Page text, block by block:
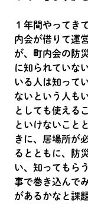
１年間やってき
内会が借りて運
が、町内会の防
に知られていな
いる人は知って
ないという人も
としても使える
といけないこと
きに、居場所が
るとともに、防
い、知ってもら
事で巻き込んで
があるかなと課